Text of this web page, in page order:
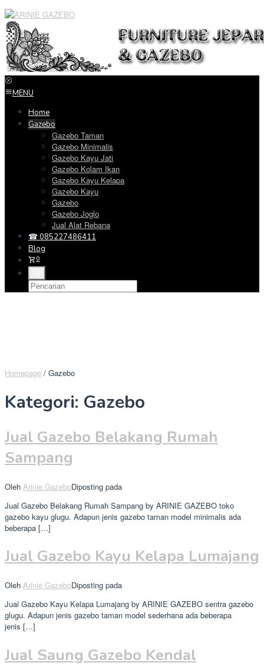
Loncat
ke
konten
MENU
Home
Gazebo
Gazebo Taman
Gazebo Minimalis
Gazebo Kayu Jati
Gazebo Kolam Ikan
Gazebo Kayu Kelapa
Gazebo Kayu
Gazebo
Gazebo Joglo
Jual Alat Rebana
☎ 085227486411
Blog
0
Homepage / Gazebo
Kategori: Gazebo
Jual Gazebo Belakang Rumah
Sampang
Oleh Arinie GazeboDiposting pada
Jual Gazebo Belakang Rumah Sampang by ARINIE GAZEBO toko
gazebo kayu glugu. Adapun jenis gazebo taman model minimalis ada
beberapa […]
Jual Gazebo Kayu Kelapa Lumajang
Oleh Arinie GazeboDiposting pada
Jual Gazebo Kayu Kelapa Lumajang by ARINIE GAZEBO sentra gazebo
glugu. Adapun jenis gazebo taman model sederhana ada beberapa
jenis […]
Jual Saung Gazebo Kendal